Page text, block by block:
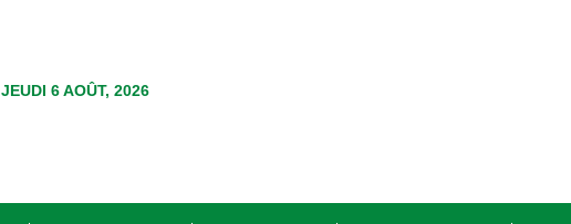
JEUDI 6 AOÛT, 2026